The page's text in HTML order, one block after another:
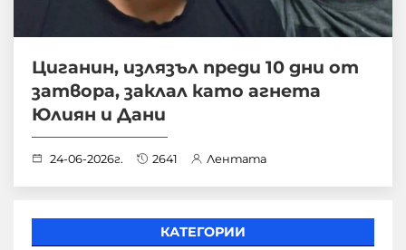
Циганин, излязъл преди 10 дни от
затвора, заклал като агнета
Юлиян и Дани
24-06-2026г. 2641 Лентата
КАТЕГОРИИ